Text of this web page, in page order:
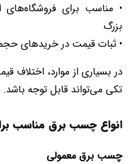
• مناسب برای فروشگاه‌های
بزرگ
• ثبات قیمت در خریدهای
در بسیاری از موارد،
تکی می‌تواند قابل توجه باشد.
انواع چسب برق مناسب
چسب برق معمولی